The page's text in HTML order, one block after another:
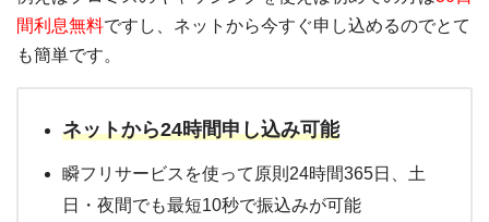
間利息無料ですし、ネットから今すぐ申し込めるのでとて
も簡単です。
ネットから24時間申し込み可能
瞬フリサービスを使って原則24時間365日、土
日・夜間でも最短10秒で振込みが可能